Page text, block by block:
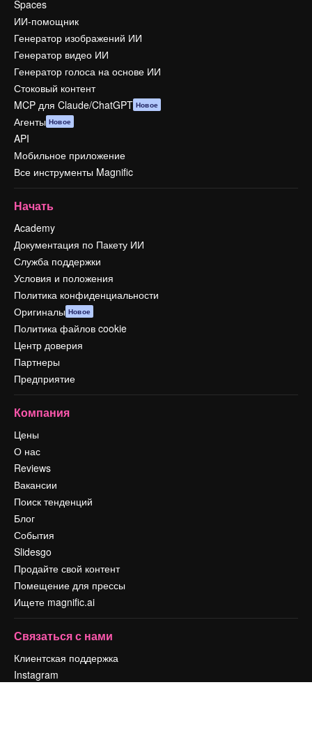
Spaces
ИИ-помощник
Генератор изображений ИИ
Генератор видео ИИ
Генератор голоса на основе ИИ
Стоковый контент
MCP для Claude/ChatGPT Новое
Агенты Новое
API
Мобильное приложение
Все инструменты Magnific
Начать
Academy
Документация по Пакету ИИ
Служба поддержки
Условия и положения
Политика конфиденциальности
Оригиналы Новое
Политика файлов cookie
Центр доверия
Партнеры
Предприятие
Компания
Цены
О нас
Reviews
Вакансии
Поиск тенденций
Блог
События
Slidesgo
Продайте свой контент
Помещение для прессы
Ищете magnific.ai
Связаться с нами
Клиентская поддержка
Instagram